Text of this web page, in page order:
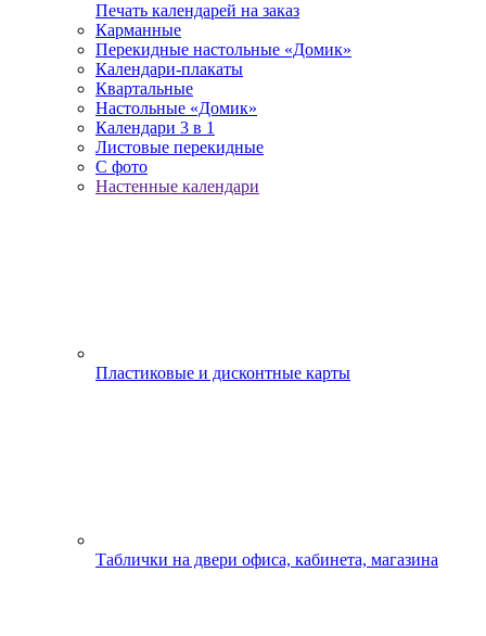
Печать календарей на заказ
Карманные
Перекидные настольные «Домик»
Календари-плакаты
Квартальные
Настольные «Домик»
Календари 3 в 1
Листовые перекидные
С фото
Настенные календари
Пластиковые и дисконтные карты
Таблички на двери офиса, кабинета, магазина